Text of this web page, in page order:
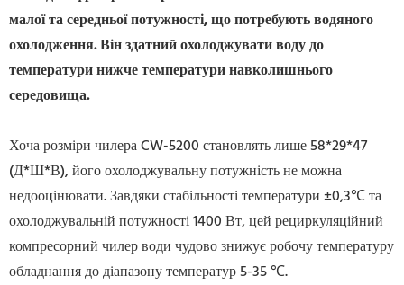
малої та середньої потужності, що потребують водяного
охолодження. Він здатний охолоджувати воду до
температури нижче температури навколишнього
середовища.
Хоча розміри чилера CW-5200 становлять лише 58*29*47
(Д*Ш*В), його охолоджувальну потужність не можна
недооцінювати. Завдяки стабільності температури ±0,3℃ та
охолоджувальній потужності 1400 Вт, цей рециркуляційний
компресорний чилер води чудово знижує робочу температуру
обладнання до діапазону температур 5-35 ℃.